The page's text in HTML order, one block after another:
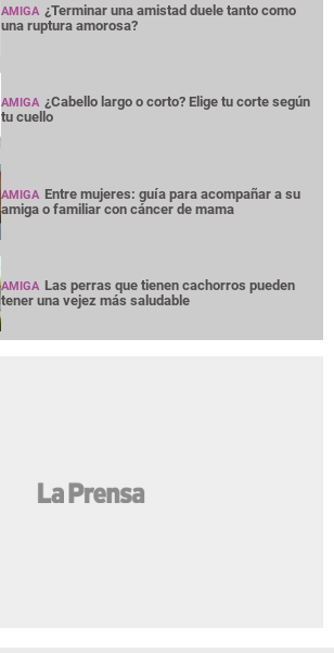
AMIGA ¿Terminar una amistad duele tanto como
una ruptura amorosa?
AMIGA ¿Cabello largo o corto? Elige tu corte según
tu cuello
AMIGA Entre mujeres: guía para acompañar a su
amiga o familiar con cáncer de mama
AMIGA Las perras que tienen cachorros pueden
tener una vejez más saludable